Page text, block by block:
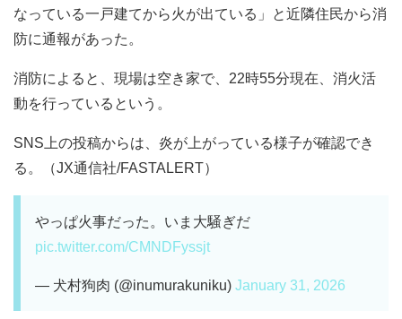
なっている一戸建てから火が出ている」と近隣住民から消
防に通報があった。
消防によると、現場は空き家で、22時55分現在、消火活
動を行っているという。
SNS上の投稿からは、炎が上がっている様子が確認でき
る。（JX通信社/FASTALERT）
やっぱ火事だった。いま大騒ぎだ
pic.twitter.com/CMNDFyssjt
— 犬村狗肉 (@inumurakuniku) January 31, 2026